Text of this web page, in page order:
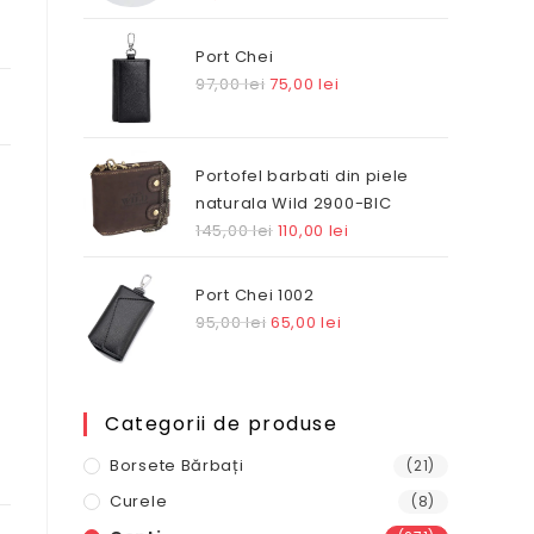
Port Chei
97,00lei Prețul
fost:
97,00 lei.
75,00lei
75,00 lei.
Portofel barbati din piele
naturala Wild 2900-BIC
145,00lei Prețul
a
fost:
110,00 lei
Port Chei 1002
95,00lei Prețul
fost:
65,00lei
Categorii de produse
Borsete Bărbați (21)
Curele (8)